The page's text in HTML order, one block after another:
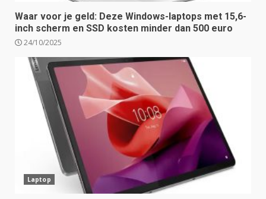
Waar voor je geld: Deze Windows-laptops met 15,6-
inch scherm en SSD kosten minder dan 500 euro
24/10/2025
Laptop